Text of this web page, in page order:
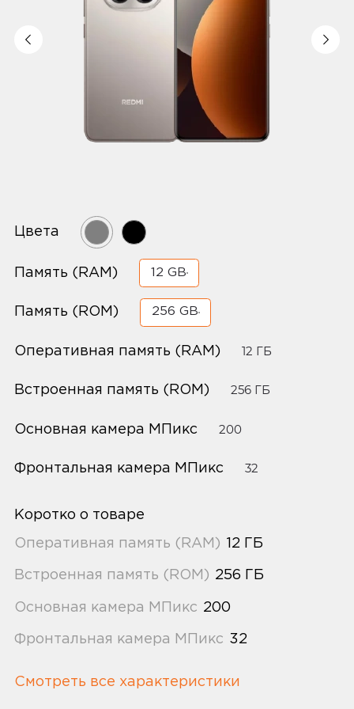
Цвета
Память (RAM) 12 GB
Память (ROM) 256 GB
Оперативная память (RAM) 12 ГБ
Встроенная память (ROM) 256 ГБ
Основная камера МПикс 200
Фронтальная камера МПикс 32
Коротко о товаре
Оперативная память (RAM) 12 ГБ
Встроенная память (ROM) 256 ГБ
Основная камера МПикс 200
Фронтальная камера МПикс 32
Смотреть все характеристики